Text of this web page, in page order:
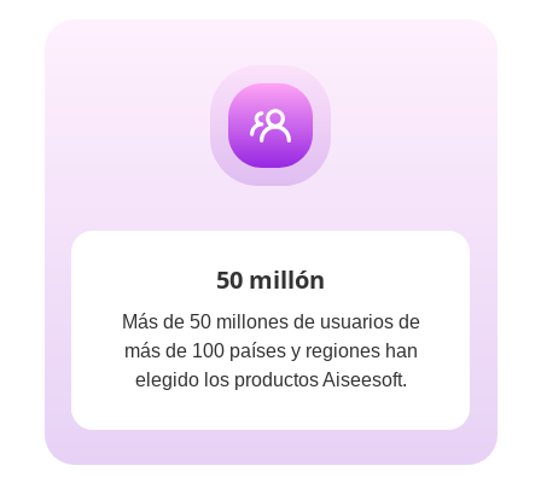
50 millón
Más de 50 millones de usuarios de
más de 100 países y regiones han
elegido los productos Aiseesoft.